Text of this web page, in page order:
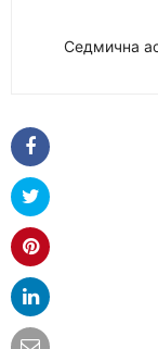
Седмична